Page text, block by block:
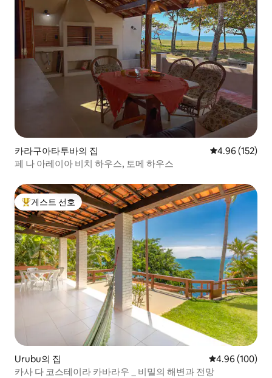
카라구아타투바의 집 평점 4.96점(5
4.96 (152)
페 나 아레이아 비치 하우스, 토메 하우스
상위 게스트 선호
게스트 선호
Urubu의 집 평점 4.96점(5
4.96 (100)
카사 다 코스테이라 카바라우 _ 비밀의 해변과 전망